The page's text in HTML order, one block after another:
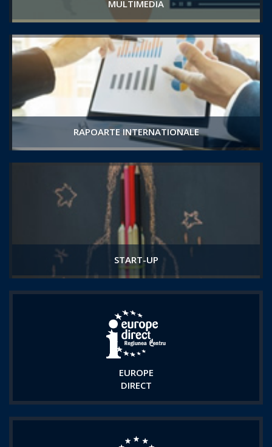
MULTIMEDIA
RAPOARTE INTERNATIONALE
START-UP
EUROPE
DIRECT